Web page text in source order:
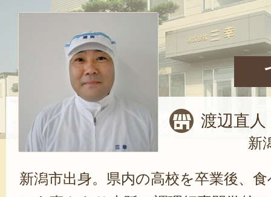
渡辺直人
新
新潟市出身。県内の高校を卒業後、